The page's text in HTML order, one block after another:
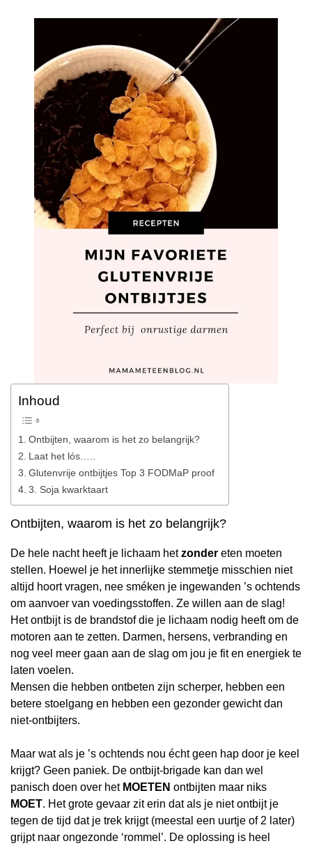
Inhoud
Ontbijten, waarom is het zo belangrijk?
Laat het lós…..
Glutenvrije ontbijtjes Top 3 FODMaP proof
3. Soja kwarktaart
Ontbijten, waarom is het zo belangrijk?
De hele nacht heeft je lichaam hetzonder eten moeten
stellen. Hoewel je het innerlijke stemmetje misschien niet
altijd hoort vragen, nee sméken je ingewanden ’s ochtends
om aanvoer van voedingsstoffen. Ze willen aan de slag!
Het ontbijt is de brandstof die je lichaam nodig heeft om de
motoren aan te zetten. Darmen, hersens, verbranding en
nog veel meer gaan aan de slag om jou je fit en energiek te
laten voelen.
Mensen die hebben ontbeten zijn scherper, hebben een
betere stoelgang en hebben een gezonder gewicht dan
niet-ontbijters.
Maar wat als je ’s ochtends nou écht geen hap door je keel
krijgt? Geen paniek. De ontbijt-brigade kan dan wel
panisch doen over hetMOETEN ontbijten maar niks
MOET. Het grote gevaar zit erin dat als je niet ontbijt je
tegen de tijd dat je trek krijgt (meestal een uurtje of 2 later)
grijpt naar ongezonde ‘rommel’. De oplossing is heel